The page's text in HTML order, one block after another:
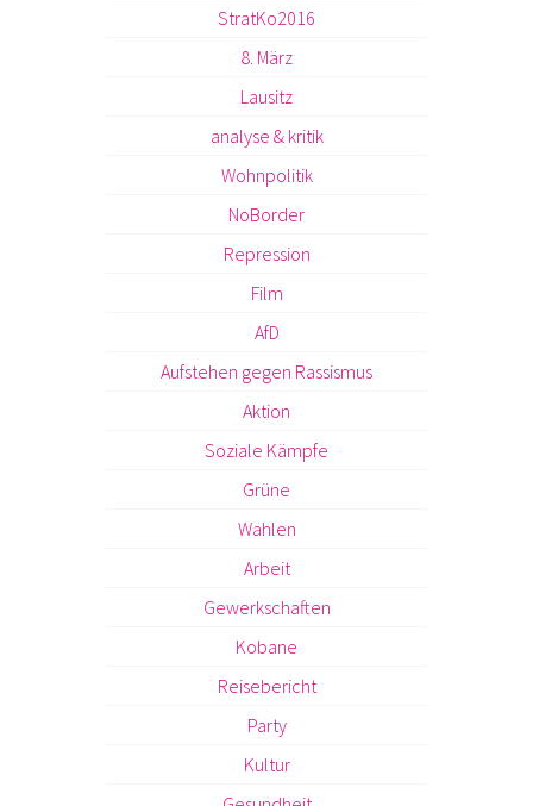
StratKo2016
8. März
Lausitz
analyse & kritik
Wohnpolitik
NoBorder
Repression
Film
AfD
Aufstehen gegen Rassismus
Aktion
Soziale Kämpfe
Grüne
Wahlen
Arbeit
Gewerkschaften
Kobane
Reisebericht
Party
Kultur